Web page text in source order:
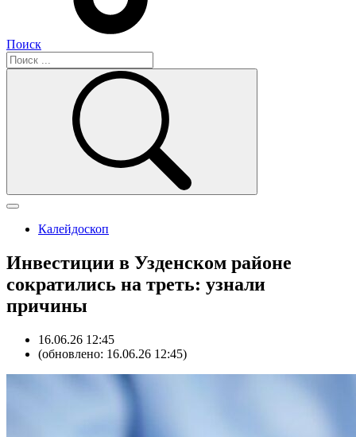
Поиск
Калейдоскоп
Инвестиции в Узденском районе
сократились на треть: узнали
причины
16.06.26 12:45
(обновлено: 16.06.26 12:45)